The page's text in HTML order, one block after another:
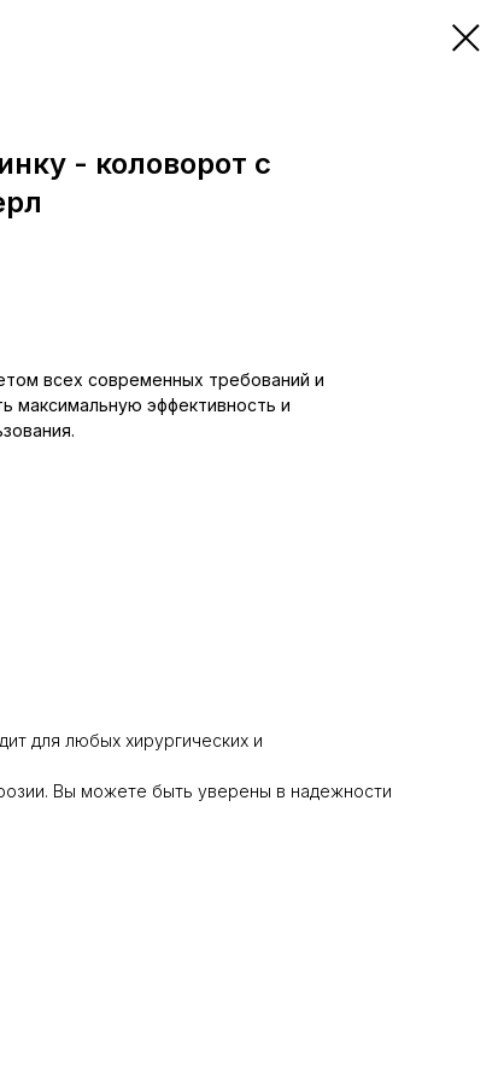
- коловорот c
всех современных требований и
максимальную эффективность и
для любых хирургических и
Вы можете быть уверены в надежности